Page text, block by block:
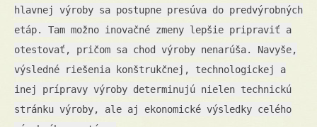
hlavnej výroby sa postupne presúva do predvýrobných
etáp. Tam možno inovačné zmeny lepšie pripraviť a
otestovať, pričom sa chod výroby nenarúša. Navyše,
výsledné riešenia konštrukčnej, technologickej a
inej prípravy výroby determinujú nielen technickú
stránku výroby, ale aj ekonomické výsledky celého